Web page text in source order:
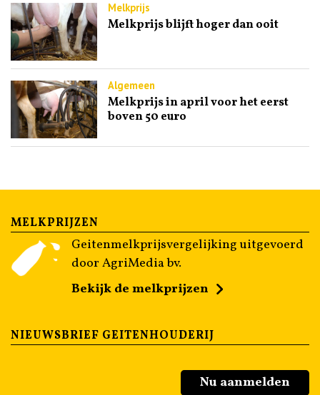
Melkprijs
Melkprijs blijft hoger dan ooit
Algemeen
Melkprijs in april voor het eerst
boven 50 euro
MELKPRIJZEN
Geitenmelkprijsvergelijking uitgevoerd
door AgriMedia bv.
Bekijk de melkprijzen
NIEUWSBRIEF GEITENHOUDERIJ
Nu aanmelden